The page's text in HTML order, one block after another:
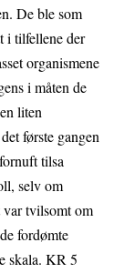
De ble som
i tilfellene der
organismene
i måten de
liten
første gangen
tilsa
selv om
var tvilsomt om
fordømte
skala. KR 5